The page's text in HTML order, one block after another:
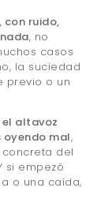
con ruido,
, no
casos
la suciedad
previo o un
el altavoz
oyendo mal,
del
si empezó
o una caída,